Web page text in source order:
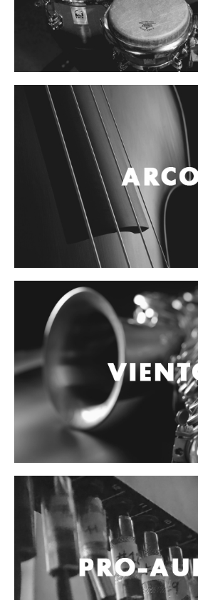
Tornamesa
Agujas
Audifonos
Accesorios
Luces y Escenario
Maquinas de humo y escenario
Controladores
Accesorios
Cables y Conectores
Micrófono
Sonido
Parlante
Video y USB
Espigas y conectores
Accesorios
Otros Instrumentos de Cuerdas
Ukulele
Mandolina
Banjo